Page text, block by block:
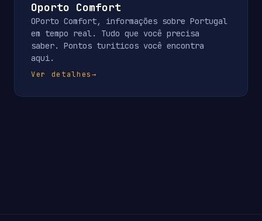
Oporto Comfort
OPorto Comfort, informações sobre Portugal
em tempo real. Tudo que você precisa
saber. Pontos turiticos você encontra
aqui.
Ver detalhes→